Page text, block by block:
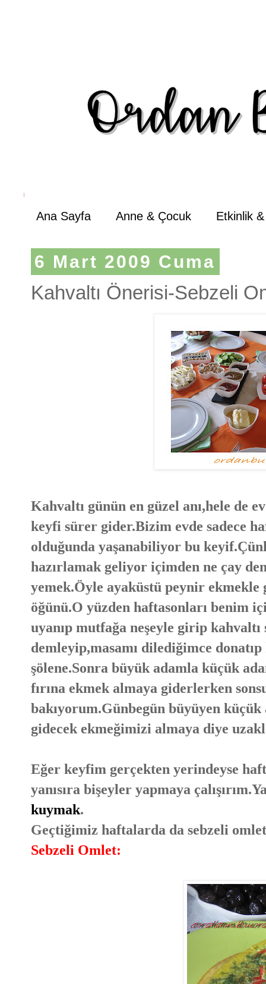
Ana Sayfa Anne & Çocuk Etkinlik
6 Mart 2009 Cuma
Kahvaltı Önerisi-Sebzeli
Kahvaltı günün en güzel anı,hele de
keyfi sürer gider.Bizim evde sadece
olduğunda yaşanabiliyor bu
hazırlamak geliyor içimden ne çay
yemek.Öyle ayaküstü peynir
öğünü.O yüzden haftasonları benim
uyanıp mutfağa neşeyle girip
demleyip,masamı dilediğimce
şölene.Sonra büyük adamla küçük
fırına ekmek almaya giderlerken
bakıyorum.Günbegün büyüyen küçük
gidecek ekmeğimizi almaya diye
Eğer keyfim gerçekten yerindeyse
yanısıra bişeyler yapmaya
kuymak.
Geçtiğimiz haftalarda da sebzeli
Sebzeli Omlet: